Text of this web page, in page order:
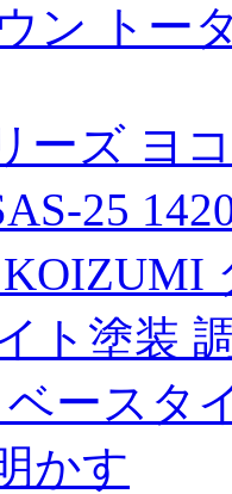
ン トー
ーズ ヨ
25
ト塗装
ースタ
かす